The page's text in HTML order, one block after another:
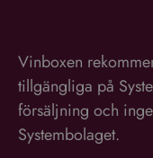
Vinboxen
tillgängliga på
försäljning och
Systembolaget.